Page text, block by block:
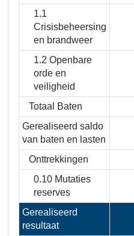
1.1
Crisisbeheersing
en brandweer
1.2 Openbare
orde en
veiligheid
Totaal Baten
Gerealiseerd saldo
van baten en lasten
Onttrekkingen
0.10 Mutaties
reserves
Gerealiseerd
resultaat